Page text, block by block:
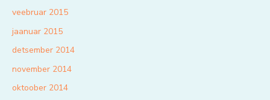
veebruar 2015
jaanuar 2015
detsember 2014
november 2014
oktoober 2014